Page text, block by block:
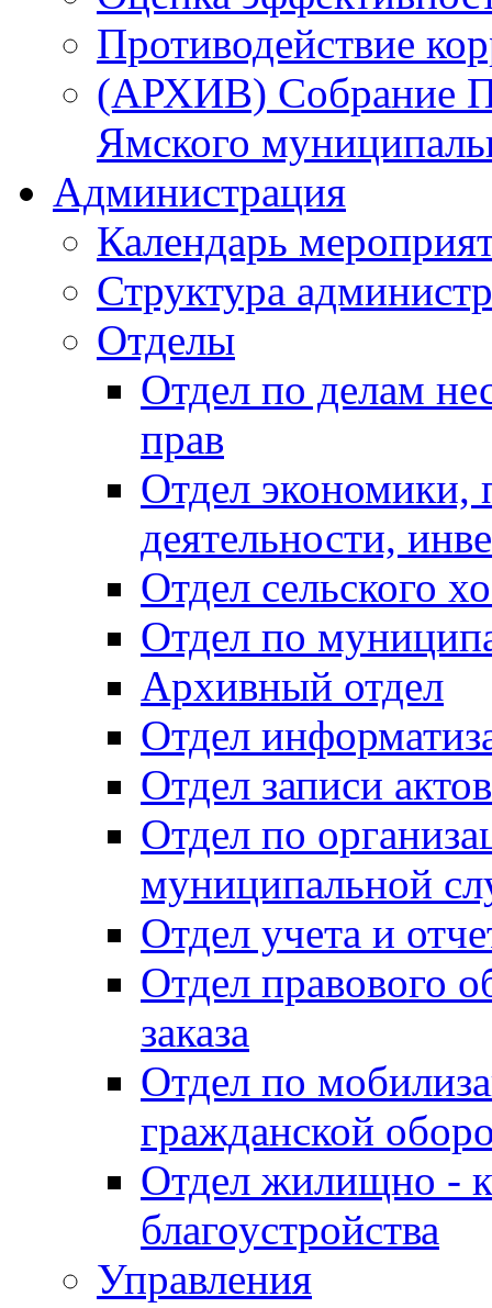
Противодействие
(АРХИВ) Собрание
Ямского
Администрация
Календарь
Структура
Отделы
Отдел по делам
прав
Отдел экономики,
деятельности,
Отдел сельского
Отдел по
Архивный отдел
Отдел
Отдел записи
Отдел по
муниципальной
Отдел учета и
Отдел правового
заказа
Отдел по
гражданской
Отдел жилищно -
благоустройства
Управления